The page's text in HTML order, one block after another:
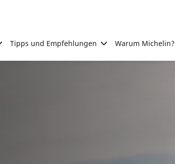
Tipps und Empfehlungen Warum Michelin?